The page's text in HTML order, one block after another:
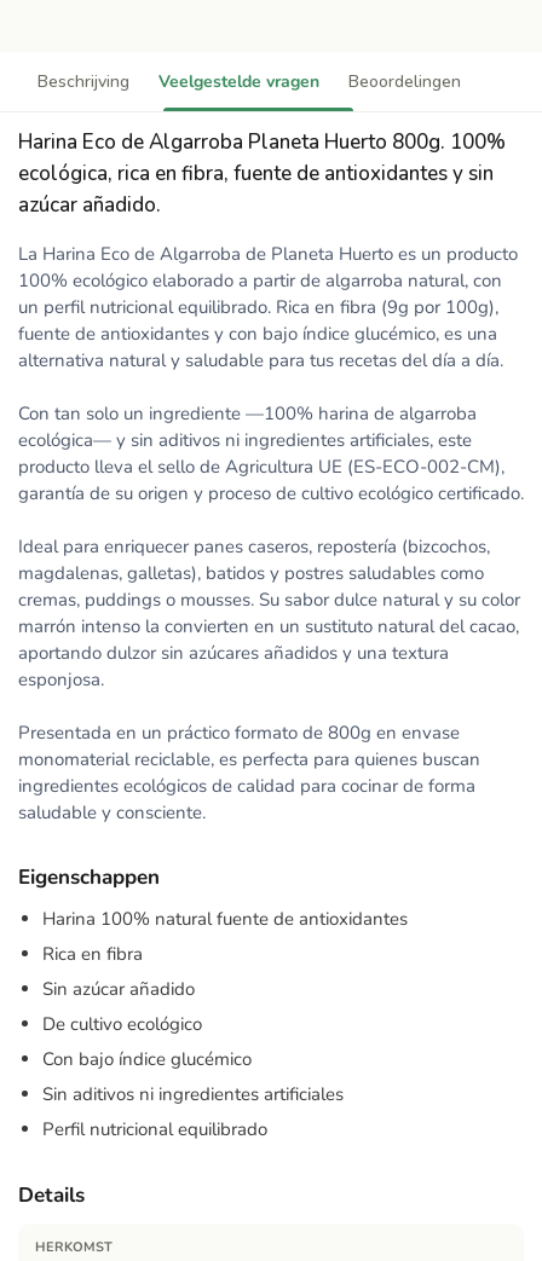
Beschrijving Veelgestelde vragen Beoordelingen
Harina Eco de Algarroba Planeta Huerto 800g. 100%
ecológica, rica en fibra, fuente de antioxidantes y sin
azúcar añadido.
La Harina Eco de Algarroba de Planeta Huerto es un producto
100% ecológico elaborado a partir de algarroba natural, con
un perfil nutricional equilibrado. Rica en fibra (9g por 100g),
fuente de antioxidantes y con bajo índice glucémico, es una
alternativa natural y saludable para tus recetas del día a día.
Con tan solo un ingrediente —100% harina de algarroba
ecológica— y sin aditivos ni ingredientes artificiales, este
producto lleva el sello de Agricultura UE (ES-ECO-002-CM),
garantía de su origen y proceso de cultivo ecológico certificado.
Ideal para enriquecer panes caseros, repostería (bizcochos,
magdalenas, galletas), batidos y postres saludables como
cremas, puddings o mousses. Su sabor dulce natural y su color
marrón intenso la convierten en un sustituto natural del cacao,
aportando dulzor sin azúcares añadidos y una textura
esponjosa.
Presentada en un práctico formato de 800g en envase
monomaterial reciclable, es perfecta para quienes buscan
ingredientes ecológicos de calidad para cocinar de forma
saludable y consciente.
Eigenschappen
Harina 100% natural fuente de antioxidantes
Rica en fibra
Sin azúcar añadido
De cultivo ecológico
Con bajo índice glucémico
Sin aditivos ni ingredientes artificiales
Perfil nutricional equilibrado
Details
HERKOMST